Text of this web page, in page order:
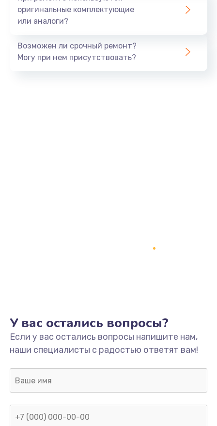
оригинальные комплектующие
или аналоги?
Возможен ли срочный ремонт?
Могу при нем присутствовать?
У вас остались вопросы?
Если у вас остались вопросы напишите нам,
наши специалисты с радостью ответят вам!